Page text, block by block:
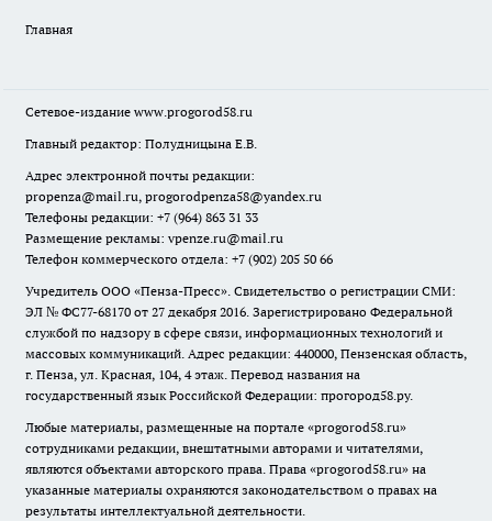
Главная
Сетевое-издание www.progorod58.ru
Главный редактор: Полудницына Е.В.
Адрес электронной почты редакции:
propenza@mail.ru, progorodpenza58@yandex.ru
Телефоны редакции: +7 (964) 863 31 33
Размещение рекламы: vpenze.ru@mail.ru
Телефон коммерческого отдела: +7 (902) 205 50 66
Учредитель ООО «Пенза-Пресс». Свидетельство о регистрации СМИ:
ЭЛ № ФС77-68170 от 27 декабря 2016. Зарегистрировано Федеральной
службой по надзору в сфере связи, информационных технологий и
массовых коммуникаций. Адрес редакции: 440000, Пензенская область,
г. Пенза, ул. Красная, 104, 4 этаж. Перевод названия на
государственный язык Российской Федерации: прогород58.ру.
Любые материалы, размещенные на портале «progorod58.ru»
сотрудниками редакции, внештатными авторами и читателями,
являются объектами авторского права. Права «progorod58.ru» на
указанные материалы охраняются законодательством о правах на
результаты интеллектуальной деятельности.